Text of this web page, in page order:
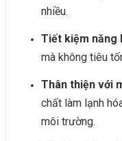
nhiều.
Tiết kiệm năng
mà không tiêu
Thân thiện với
chất làm lạnh
môi trường.